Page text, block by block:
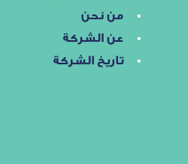
من نحن
عن الشركة
تاريخ الشركة